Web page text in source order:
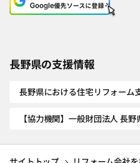
長野県の支援情報
長野県における住宅リフォーム
【協力機関】一般財団法人 長